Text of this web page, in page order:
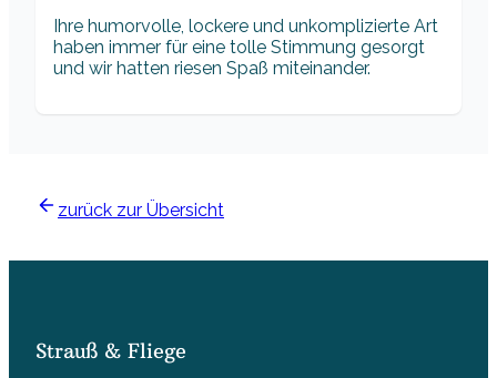
Ihre humorvolle, lockere und unkomplizierte Art
haben immer für eine tolle Stimmung gesorgt
und wir hatten riesen Spaß miteinander.
zurück zur Übersicht
Strauß & Fliege